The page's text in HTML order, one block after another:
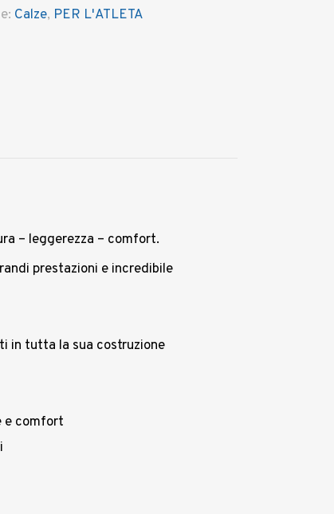
Calze, PER L'ATLETA
– leggerezza – comfort.
prestazioni e incredibile
in tutta la sua costruzione
e comfort